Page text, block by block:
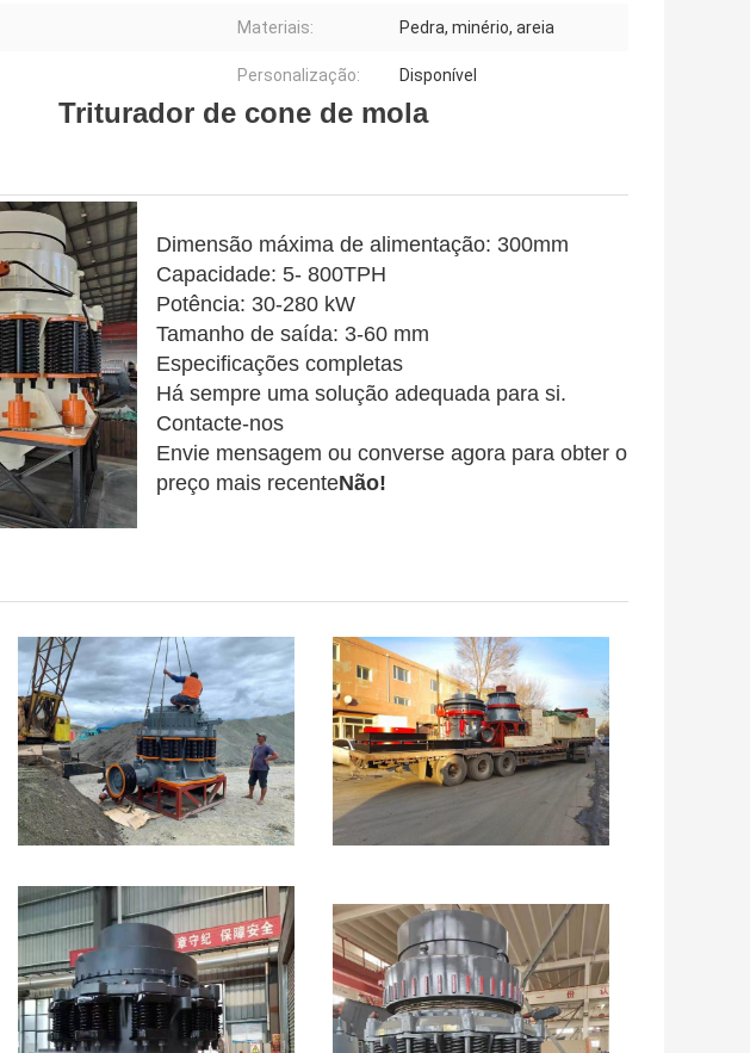
Materiais: Pedra, minério, areia
Personalização: Disponível
Triturador de cone de mola
Dimensão máxima de alimentação: 300mm
Capacidade: 5- 800TPH
Potência: 30-280 kW
Tamanho de saída: 3-60 mm
Especificações completas
Há sempre uma solução adequada para si.
Contacte-nos
Envie mensagem ou converse agora para obter o
preço mais recenteNão!